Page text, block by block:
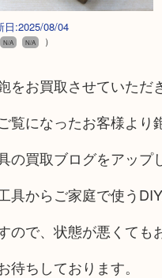
:2025/08/04
N/A N/A
）
をお買取させていただ
覧になったお客様より
の買取ブログをアップ
具からご家庭で使う
ので、状態が悪くても
待ちしております。